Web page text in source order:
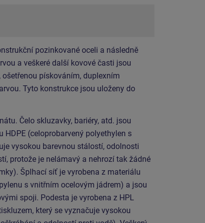
pozinkované oceli a následně
a veškeré další kovové časti jsou
pískováním, duplexním
Tyto konstrukce jsou uloženy do
Čelo skluzavky, bariéry, atd. jsou
(celoprobarvený polyethylen s
vysokou barevnou stálostí, odolnosti
protože je nelámavý a nehrozí tak žádné
Šplhací síť je vyrobena z materiálu
s vnitřním ocelovým jádrem) a jsou
spoji. Podesta je vyrobena z HPL
který se vyznačuje vysokou